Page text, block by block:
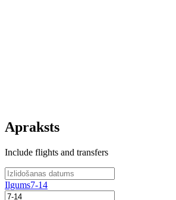
Apraksts
Include flights and transfers
Ilgums7-14